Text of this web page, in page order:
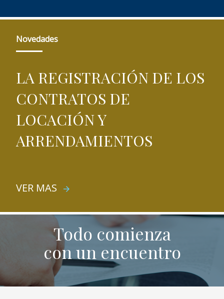
Novedades
LA REGISTRACIÓN DE LOS
CONTRATOS DE
LOCACIÓN Y
ARRENDAMIENTOS
VER MAS arrow_forward
Todo comienza
con un encuentro